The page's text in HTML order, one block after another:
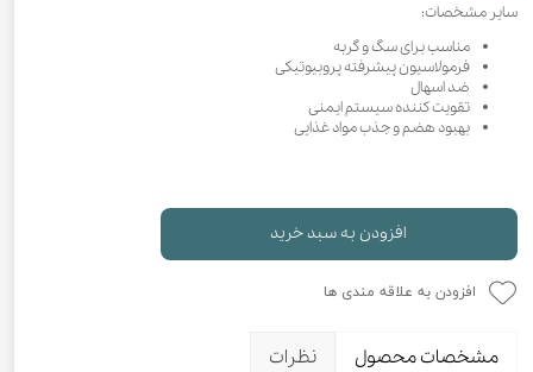
سایر مشخصات:
مناسب برای سگ و گربه
فرمولاسیون پیشرفته پروبیوتیکی
ضد اسهال
تقویت کننده سیستم ایمنی
بهبود هضم و جذب مواد غذایی
افزودن به سبد خرید
افزودن به علاقه مندی ها
مشخصات محصول نظرات